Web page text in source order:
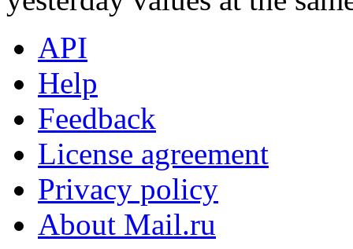
API
Help
Feedback
License agreement
Privacy policy
About Mail.ru